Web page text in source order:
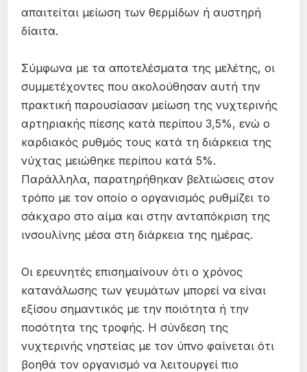
απαιτείται μείωση των θερμίδων ή αυστηρή
δίαιτα.
Σύμφωνα με τα αποτελέσματα της μελέτης, οι
συμμετέχοντες που ακολούθησαν αυτή την
πρακτική παρουσίασαν μείωση της νυχτερινής
αρτηριακής πίεσης κατά περίπου 3,5%, ενώ ο
καρδιακός ρυθμός τους κατά τη διάρκεια της
νύχτας μειώθηκε περίπου κατά 5%.
Παράλληλα, παρατηρήθηκαν βελτιώσεις στον
τρόπο με τον οποίο ο οργανισμός ρυθμίζει το
σάκχαρο στο αίμα και στην ανταπόκριση της
ινσουλίνης μέσα στη διάρκεια της ημέρας.
Οι ερευνητές επισημαίνουν ότι ο χρόνος
κατανάλωσης των γευμάτων μπορεί να είναι
εξίσου σημαντικός με την ποιότητα ή την
ποσότητα της τροφής. Η σύνδεση της
νυχτερινής νηστείας με τον ύπνο φαίνεται ότι
βοηθά τον οργανισμό να λειτουργεί πιο